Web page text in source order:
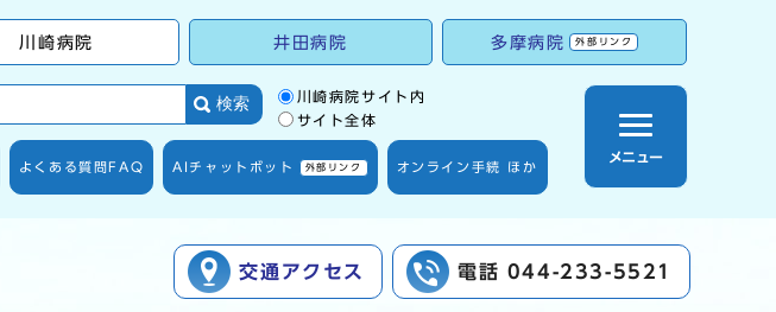
川崎病院 井田病院 多摩病院 外部リンク
検索 サイト内検索の範囲
川崎病院サイト内
サイト全体
よくある質問 FAQ AIチャットボット 外部リンク オンライン手続 ほか
メニュー
交通アクセス 電話 044-233-5521